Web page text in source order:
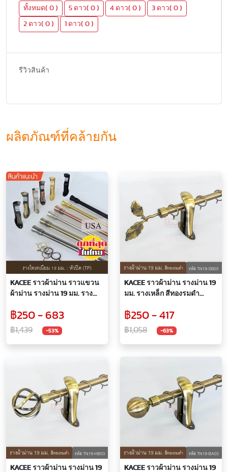
ทั้งหมด( 0 ) 5 ดาว( 0 ) 4 ดาว( 0 ) 3 ดาว( 0 )
2 ดาว( 0 ) 1 ดาว( 0 )
รีวิวสินค้า
ผลิตภัณฑ์ที่คล้ายกัน
KACEE ราวผ้าม่าน ราวแขวน
ผ้าม่าน รางม่าน 19 มม. ราง
TN19-TP
฿250 - 683
฿1,439 -53%
KACEE ราวผ้าม่าน รางม่าน 19
มม. รางเหล็ก สีทองรมดำ
฿250 - 417
฿1,058 -63%
KACEE ราวผ้าม่าน รางม่าน 19
KACEE ราวผ้าม่าน รางม่าน 19